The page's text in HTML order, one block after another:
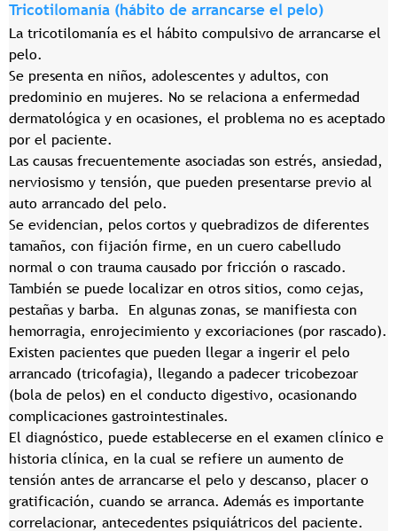
Tricotilomanía (hábito de arrancarse el pelo)
La tricotilomanía es el hábito compulsivo de arrancarse el
pelo.
Se presenta en niños, adolescentes y adultos, con
predominio en mujeres. No se relaciona a enfermedad
dermatológica y en ocasiones, el problema no es aceptado
por el paciente.
Las causas frecuentemente asociadas son estrés, ansiedad,
nerviosismo y tensión, que pueden presentarse previo al
auto arrancado del pelo.
Se evidencian, pelos cortos y quebradizos de diferentes
tamaños, con fijación firme, en un cuero cabelludo
normal o con trauma causado por fricción o rascado.
También se puede localizar en otros sitios, como cejas,
pestañas y barba. En algunas zonas, se manifiesta con
hemorragia, enrojecimiento y excoriaciones (por rascado).
Existen pacientes que pueden llegar a ingerir el pelo
arrancado (tricofagia), llegando a padecer tricobezoar
(bola de pelos) en el conducto digestivo, ocasionando
complicaciones gastrointestinales.
El diagnóstico, puede establecerse en el examen clínico e
historia clínica, en la cual se refiere un aumento de
tensión antes de arrancarse el pelo y descanso, placer o
gratificación, cuando se arranca. Además es importante
correlacionar, antecedentes psiquiátricos del paciente.